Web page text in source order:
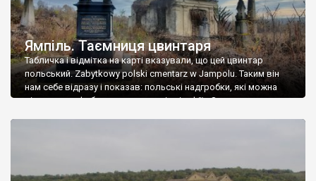
Ямпіль. Таємниця цвинтаря
Табличка і відмітка на карті вказували, що цей цвинтар
польський. Zabytkowy polski cmentarz w Jampolu. Таким він
нам себе відразу і показав: польські надгробки, які можна
віднести до фабричних, польські епітафії… Загалом цвинтар